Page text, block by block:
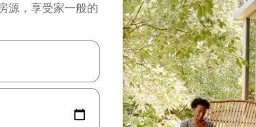
源，享受家一般的
查看，或通过点击或滑动手势浏览。